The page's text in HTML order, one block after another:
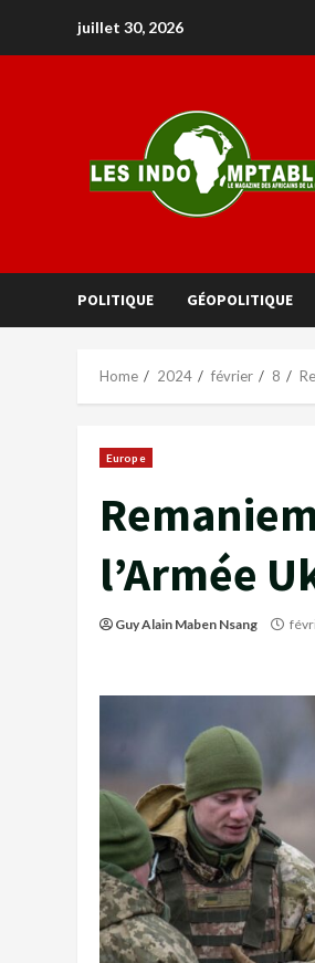
juillet 30, 2026
POLITIQUE GÉOPOLITIQUE
Home 2024 février 8
Europe
l’Armée
Guy Alain Maben Nsang